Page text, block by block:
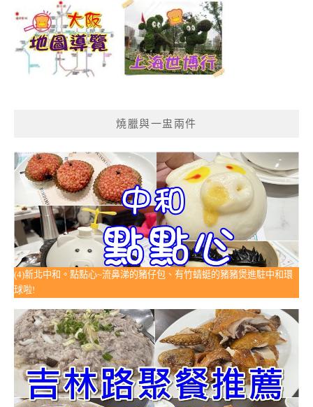
燒臘與一盅兩件
(4)新北中和。點點心~流鼻涕的豬仔包、有竹蜻蜓的豬豬煲進駐中和環
球啦!